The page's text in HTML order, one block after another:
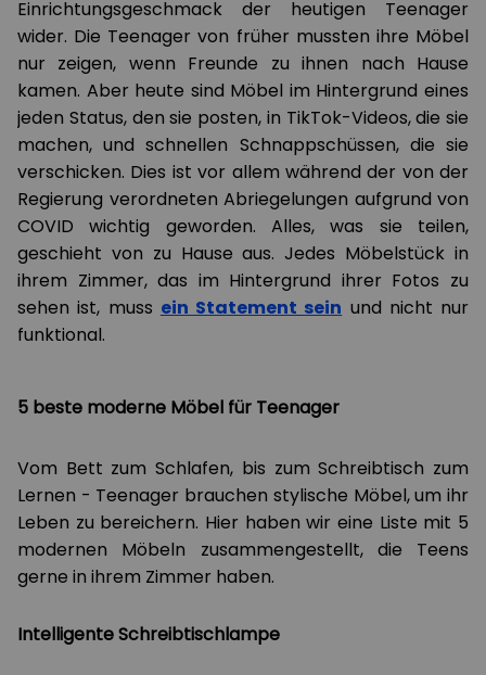
Einrichtungsgeschmack der heutigen Teenager
wider. Die Teenager von früher mussten ihre Möbel
nur zeigen, wenn Freunde zu ihnen nach Hause
kamen. Aber heute sind Möbel im Hintergrund eines
jeden Status, den sie posten, in TikTok-Videos, die sie
machen, und schnellen Schnappschüssen, die sie
verschicken. Dies ist vor allem während der von der
Regierung verordneten Abriegelungen aufgrund von
COVID wichtig geworden. Alles, was sie teilen,
geschieht von zu Hause aus. Jedes Möbelstück in
ihrem Zimmer, das im Hintergrund ihrer Fotos zu
sehen ist, muss ein Statement sein und nicht nur
funktional.
5 beste moderne Möbel für Teenager
Vom Bett zum Schlafen, bis zum Schreibtisch zum
Lernen - Teenager brauchen stylische Möbel, um ihr
Leben zu bereichern. Hier haben wir eine Liste mit 5
modernen Möbeln zusammengestellt, die Teens
gerne in ihrem Zimmer haben.
Intelligente Schreibtischlampe